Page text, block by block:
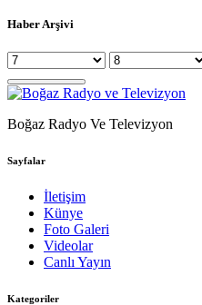
Haber Arşivi
Boğaz Radyo Ve Televizyon
Sayfalar
İletişim
Künye
Foto Galeri
Videolar
Canlı Yayın
Kategoriler